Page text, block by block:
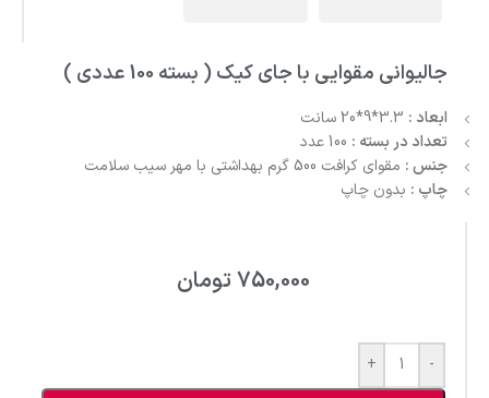
جالیوانی مقوایی با جای کیک ( بسته 100 عددی )
ابعاد :
تعداد در بسته :
جنس : مقوای کرافت 500 گرم بهداشتی با مهر سیب سلامت
چاپ : بدون چاپ
750,000تومان
-
+